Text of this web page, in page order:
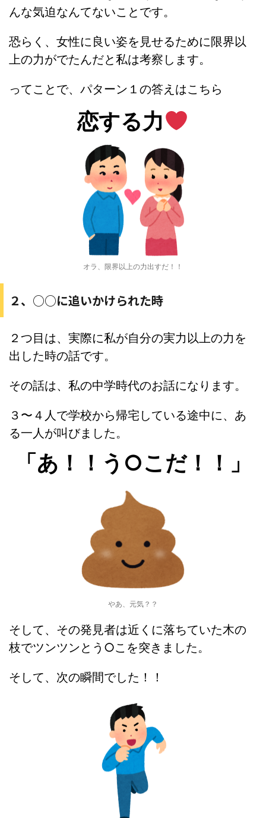
んな気迫なんてないことです。
恐らく、女性に良い姿を見せるために限界以
上の力がでたんだと私は考察します。
ってことで、パターン１の答えはこちら
恋する力
オラ、限界以上の力出すだ！！
２、○○に追いかけられた時
２つ目は、実際に私が自分の実力以上の力を
出した時の話です。
その話は、私の中学時代のお話になります。
３〜４人で学校から帰宅している途中に、あ
る一人が叫びました。
「あ！！う○こだ！！」
やあ、元気？？
そして、その発見者は近くに落ちていた木の
枝でツンツンとう○こを突きました。
そして、次の瞬間でした！！